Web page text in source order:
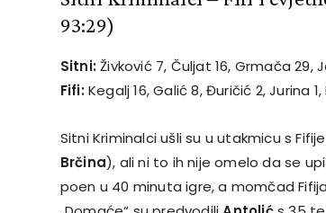
93:29)
Sitni:Živković 7, Čuljat 16, Grmača 29,
Fifi:Kegalj 16, Galić 8, Đuričić 2, Jurina 1,
Sitni Kriminalci ušli su u utakmicu s
Brčina), ali ni to ih nije omelo da se
poen u 40 minuta igre, a momčad